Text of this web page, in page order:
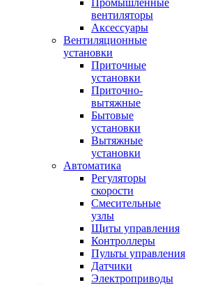
Промышленные
вентиляторы
Аксессуары
Вентиляционные
установки
Приточные
установки
Приточно-
вытяжные
Бытовые
установки
Вытяжные
установки
Автоматика
Регуляторы
скорости
Смесительные
узлы
Щиты управления
Контроллеры
Пульты управления
Датчики
Электроприводы